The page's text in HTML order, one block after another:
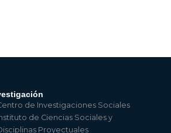
de Investigaciones Sociales
de Ciencias Sociales y
Proyectuales